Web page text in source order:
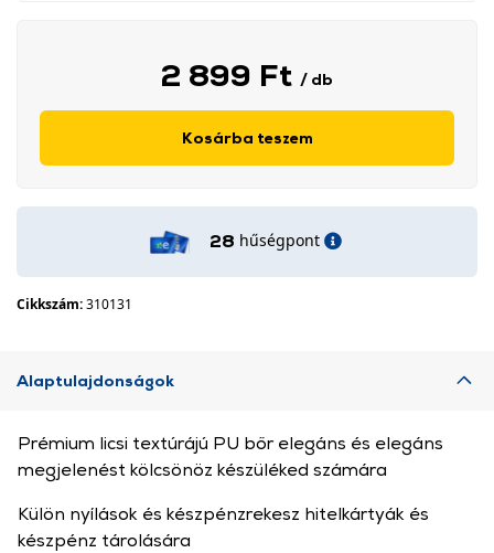
2 899 Ft / db
Kosárba teszem
28 hűségpont
Cikkszám:310131
Alaptulajdonságok
Prémium licsi textúrájú PU bőr elegáns és elegáns
megjelenést kölcsönöz készüléked számára
Külön nyílások és készpénzrekesz hitelkártyák és
készpénz tárolására